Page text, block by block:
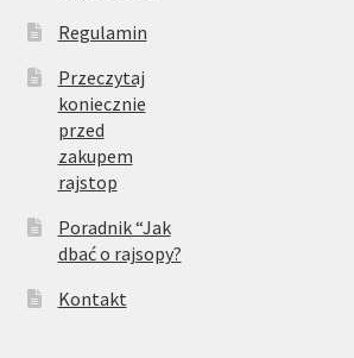
Regulamin
Przeczytaj
koniecznie
przed
zakupem
rajstop
Poradnik “Jak
dbać o rajsopy?
Kontakt